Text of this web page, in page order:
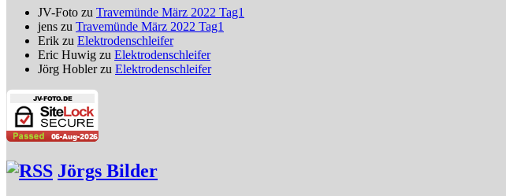
JV-Foto zu Travemünde März 2022 Tag1
jens zu Travemünde März 2022 Tag1
Erik zu Elektrodenschleifer
Eric Huwig zu Elektrodenschleifer
Jörg Hoblerzu Elektrodenschleifer
Jörgs Bilder